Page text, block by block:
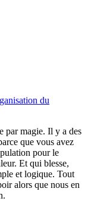
du
par magie. Il y a des
que vous avez
pour le
Et qui blesse,
et logique. Tout
alors que nous en